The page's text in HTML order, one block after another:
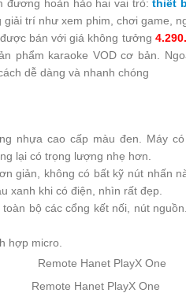
đương hoàn hảo hai vai trò:thiết
trí như xem phim, chơi game,
được bán với giá không tưởng
phẩm karaoke VOD cơ bản.
dễ dàng và nhanh chóng
nhựa cao cấp màu đen. Máy
lại có trọng lượng nhẹ hơn.
giản, không có bất kỹ nút nhấn
xanh khi có điện, nhìn rất đẹp.
toàn bộ các cổng kết nối, nút
hợp micro.
Remote Hanet PlayX One